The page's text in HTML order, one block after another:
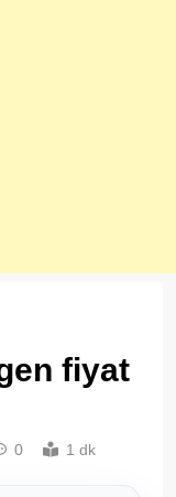
fiyat
0 1 dk